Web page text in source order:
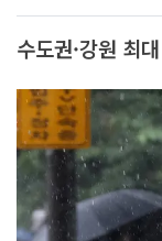
수도권·강원 최